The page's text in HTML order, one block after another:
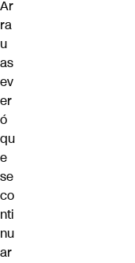
Ar
ra
u
as
ev
er
ó
qu
e
se
co
nti
nu
ar